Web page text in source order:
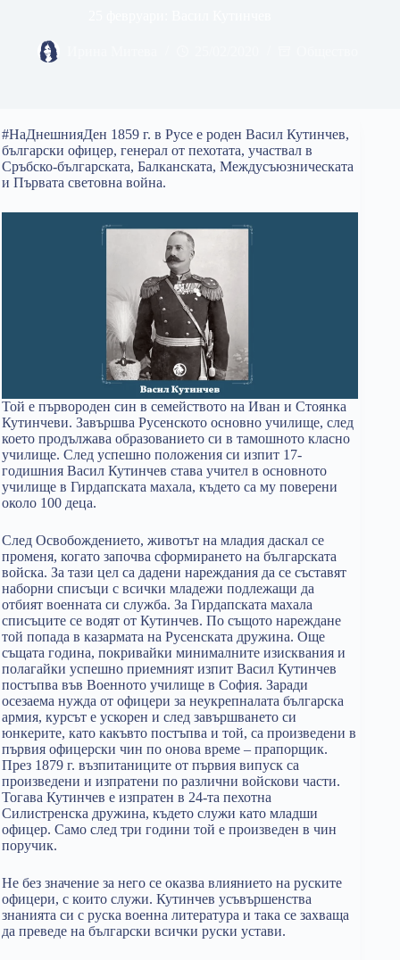
#НаДнешнияДен 1859 г. в Русе е роден Васил Кутинчев,
български офицер, генерал от пехотата, участвал в
Сръбско-българската, Балканската, Междусъюзническата
и Първата световна война.
Той е първороден син в семейството на Иван и Стоянка
Кутинчеви. Завършва Русенското основно училище, след
което продължава образованието си в тамошното класно
училище. След успешно положения си изпит 17-
годишния Васил Кутинчев става учител в основното
училище в Гирдапската махала, където са му поверени
около 100 деца.
След Освобождението, животът на младия даскал се
променя, когато започва сформирането на българската
войска. За тази цел са дадени нареждания да се съставят
наборни списъци с всички младежи подлежащи да
отбият военната си служба. За Гирдапската махала
списъците се водят от Кутинчев. По същото нареждане
той попада в казармата на Русенската дружина. Още
същата година, покривайки минималните изисквания и
полагайки успешно приемният изпит Васил Кутинчев
постъпва във Военното училище в София. Заради
осезаема нужда от офицери за неукрепналата българска
армия, курсът е ускорен и след завършването си
юнкерите, като какъвто постъпва и той, са произведени в
първия офицерски чин по онова време – прапорщик.
През 1879 г. възпитаниците от първия випуск са
произведени и изпратени по различни войскови части.
Тогава Кутинчев е изпратен в 24-та пехотна
Силистренска дружина, където служи като младши
офицер. Само след три години той е произведен в чин
поручик.
Не без значение за него се оказва влиянието на руските
офицери, с които служи. Кутинчев усъвършенства
знанията си с руска военна литература и така се захваща
да преведе на български всички руски устави.